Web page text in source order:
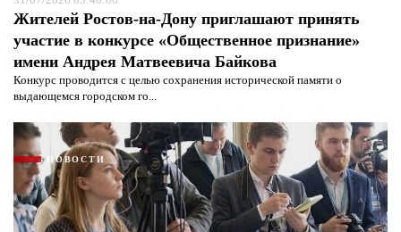
Жителей Ростов-на-Дону приглашают принять
участие в конкурсе «Общественное признание»
имени Андрея Матвеевича Байкова
Конкурс проводится с целью сохранения исторической памяти о
выдающемся городском го...
НОВОСТИ
Я согласен сполитикой конфиденциальности и
защиты информации*
защиты информации*